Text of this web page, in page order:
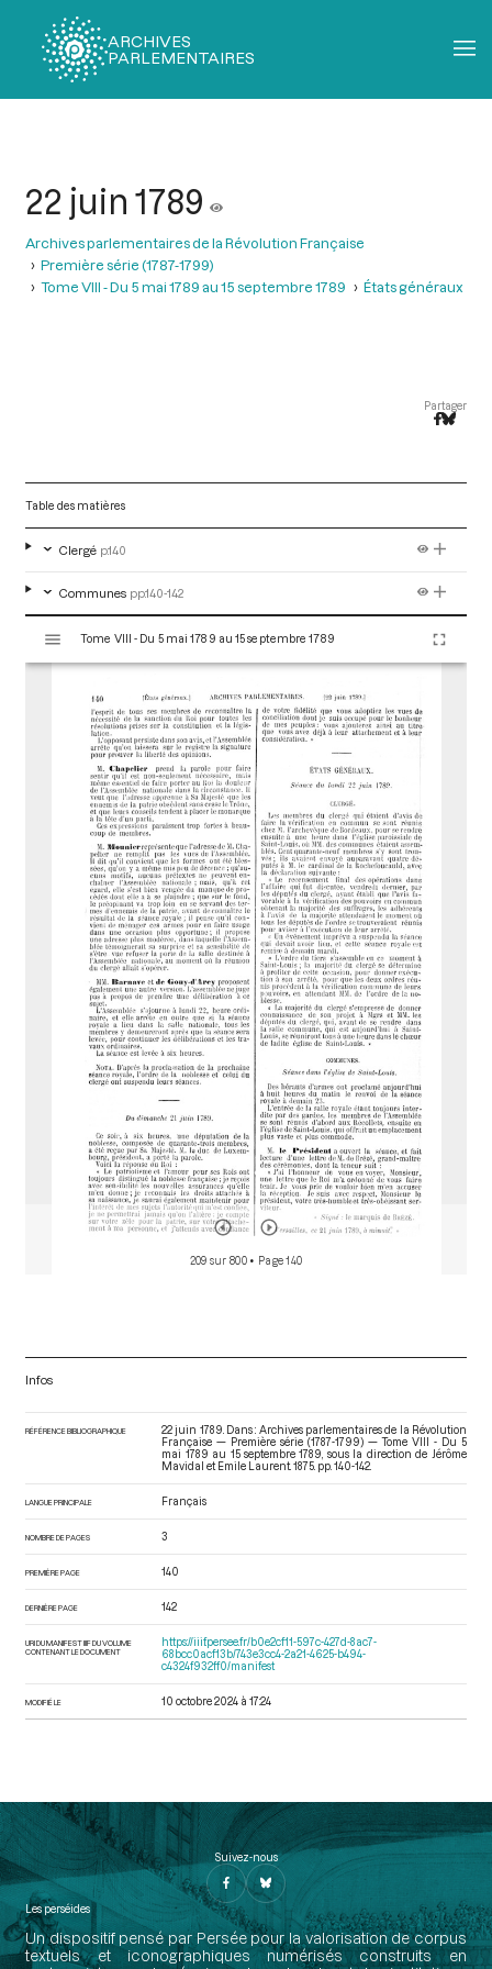
ARCHIVES
PARLEMENTAIRES
22 juin 1789
Archives parlementaires de la Révolution Française
Première série (1787-1799)
Tome VIII - Du 5 mai 1789 au 15 septembre 1789
États généraux
Partager
Table des matières
Clergé p.140
Communes pp.140-142
s
Tome VIII - Du 5 mai 1789 au 15 septembre 1789
209 sur 800 • Page 140
Infos
RÉFÉRENCE BIBLIOGRAPHIQUE
22 juin 1789. Dans : Archives parlementaires de la Révolution
Française — Première série (1787-1799) — Tome VIII - Du 5
mai 1789 au 15 septembre 1789 , sous la direction de Jérôme
Mavidal et Emile Laurent. 1875. pp. 140-142.
LANGUE PRINCIPALE Français
NOMBRE DE PAGES 3
PREMIÈRE PAGE 140
DERNIÈRE PAGE 142
URI DU MANIFEST IIIF DU VOLUME
CONTENANT LE DOCUMENT
https://iiif.persee.fr/b0e2cf11-597c-427d-8ac7-
68bcc0acf13b/743e3cc4-2a21-4625-b494-
c4324f932ff0/manifest
MODIFIÉ LE 10 octobre 2024 à 17:24
Suivez-nous
Les perséides
Un dispositif pensé par Persée pour la valorisation de corpus
textuels et iconographiques numérisés construits en